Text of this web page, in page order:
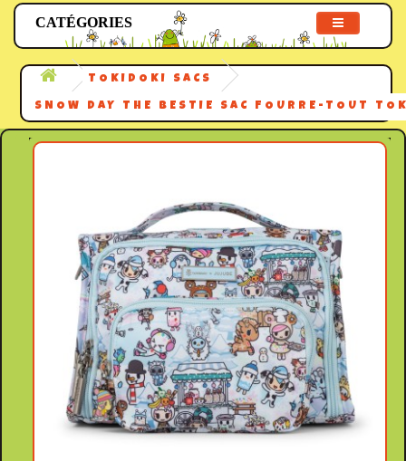
CATÉGORIES
TOKIDOKI SACS
SNOW DAY THE BESTIE SAC FOURRE-TOUT